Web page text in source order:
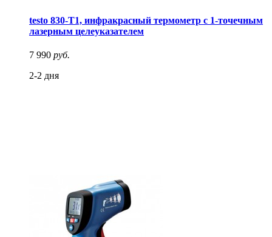
testo 830-T1, инфракрасный термометр с 1-точечным
лазерным целеуказателем
7 990 руб.
2-2 дня